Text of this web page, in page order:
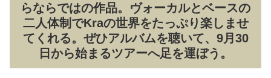
らならではの作品。ヴォーカルとベースの
二人体制でKraの世界をたっぷり楽しませ
てくれる。ぜひアルバムを聴いて、9月30
日から始まるツアーへ足を運ぼう。